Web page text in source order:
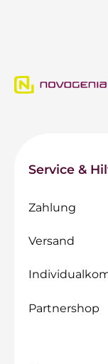
Service &
Zahlung
Versand
Partnershop